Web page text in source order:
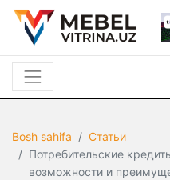
Bosh sahifa
Статьи
Потребительские
возможности и